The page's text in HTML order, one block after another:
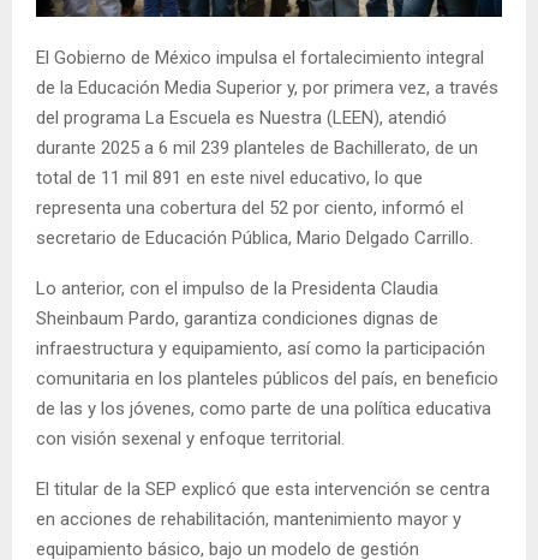
El Gobierno de México impulsa el fortalecimiento integral
de la Educación Media Superior y, por primera vez, a través
del programa La Escuela es Nuestra (LEEN), atendió
durante 2025 a 6 mil 239 planteles de Bachillerato, de un
total de 11 mil 891 en este nivel educativo, lo que
representa una cobertura del 52 por ciento, informó el
secretario de Educación Pública, Mario Delgado Carrillo.
Lo anterior, con el impulso de la Presidenta Claudia
Sheinbaum Pardo, garantiza condiciones dignas de
infraestructura y equipamiento, así como la participación
comunitaria en los planteles públicos del país, en beneficio
de las y los jóvenes, como parte de una política educativa
con visión sexenal y enfoque territorial.
El titular de la SEP explicó que esta intervención se centra
en acciones de rehabilitación, mantenimiento mayor y
equipamiento básico, bajo un modelo de gestión